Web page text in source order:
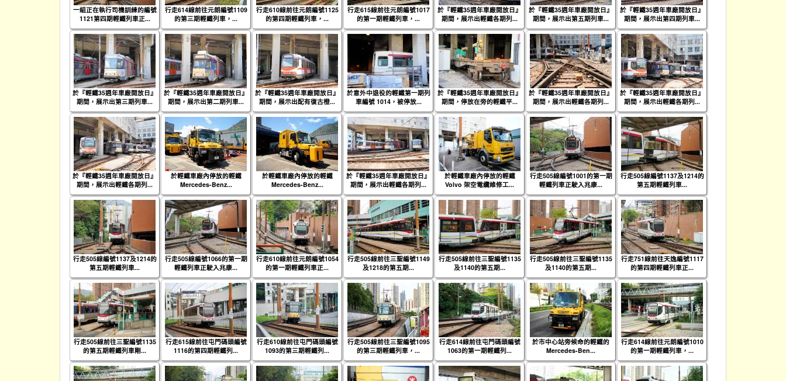
一組正在執行司機訓練的編號
1121第四期輕鐵列車正...
行走614線前往元朗編號1109
的第三期輕鐵列車，...
行走610線前往元朗編號1125
的第四期輕鐵列車，...
行走615線前往元朗編號1017
的第一期輕鐵列車，...
於『輕鐵35週年車廠開放日』
期間，展示出輕鐵各期列...
於『輕鐵35週年車廠開放日』
期間，展示出第五期列車...
於『輕鐵35週年車廠開放日』
期間，展示出第四期列車...
於『輕鐵35週年車廠開放日』
期間，展示出第三期列車...
於『輕鐵35週年車廠開放日』
期間，展示出第二期列車...
於『輕鐵35週年車廠開放日』
期間，展示出配有復古橙...
於意外中退役的輕鐵第一期列
車編號 1014，被停放...
於『輕鐵35週年車廠開放日』
期間，停放在旁的輕鐵平...
於『輕鐵35週年車廠開放日』
期間，展示出輕鐵各期列...
於『輕鐵35週年車廠開放日』
期間，展示出輕鐵各期列...
於『輕鐵35週年車廠開放日』
期間，展示出輕鐵各期列...
於輕鐵車廠內停放的輕鐵
Mercedes-Benz...
於輕鐵車廠內停放的輕鐵
Mercedes-Benz...
於『輕鐵35週年車廠開放日』
期間，展示出輕鐵各期列...
於輕鐵車廠內停放的輕鐵
Volvo 架空電纜維修工...
行走505線編號1001的第一期
輕鐵列車正駛入兆康...
行走505線編號1137及1214的
第五期輕鐵列車...
行走505線編號1137及1214的
第五期輕鐵列車...
行走505線編號1066的第一期
輕鐵列車正駛入兆康...
行走610線前往元朗編號1054
的第一期輕鐵列車正...
行走505線前往三聖編號1149
及1218的第五期...
行走505線前往三聖編號1135
及1140的第五期...
行走505線前往三聖編號1135
及1140的第五期...
行走751線前往天逸編號1117
的第四期輕鐵列車正...
行走505線前往三聖編號1135
的第五期輕鐵列車剛...
行走615線前往屯門碼頭編號
1116的第四期輕鐵列...
行走610線前往屯門碼頭編號
1093的第三期輕鐵列...
行走505線前往三聖編號1095
的第三期輕鐵列車，...
行走614線前往屯門碼頭編號
1063的第一期輕鐵列...
於市中心站旁候命的輕鐵的
Mercedes-Ben...
行走614線前往元朗編號1010
的第一期輕鐵列車，...